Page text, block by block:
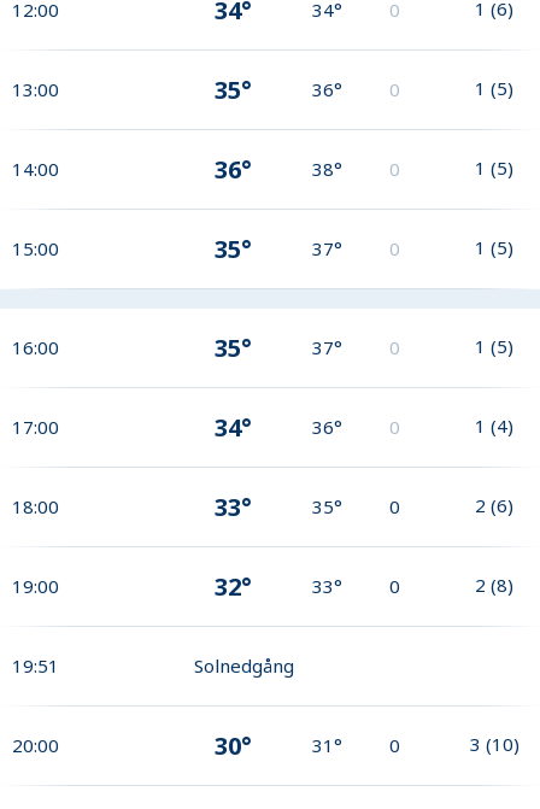
12:00 34° 34° 0 1 (6)
13:00 35° 36° 0 1 (5)
14:00 36° 38° 0 1 (5)
15:00 35° 37° 0 1 (5)
16:00 35° 37° 0 1 (5)
17:00 34° 36° 0 1 (4)
18:00 33° 35° 0 2 (6)
19:00 32° 33° 0 2 (8)
19:51 Solnedgång
20:00 30° 31° 0 3 (10)